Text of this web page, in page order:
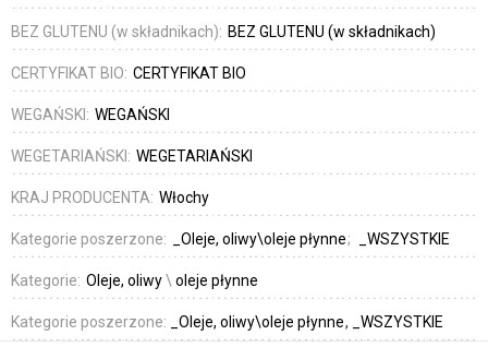
BEZ GLUTENU (w składnikach): BEZ GLUTENU (w składnikach)
CERTYFIKAT BIO: CERTYFIKAT BIO
WEGAŃSKI: WEGAŃSKI
WEGETARIAŃSKI: WEGETARIAŃSKI
KRAJ PRODUCENTA: Włochy
Kategorie poszerzone: _Oleje, oliwy\oleje płynne _WSZYSTKIE
Kategorie: Oleje, oliwy\ oleje płynne
Kategorie poszerzone: _Oleje, oliwy\oleje płynne _WSZYSTKIE